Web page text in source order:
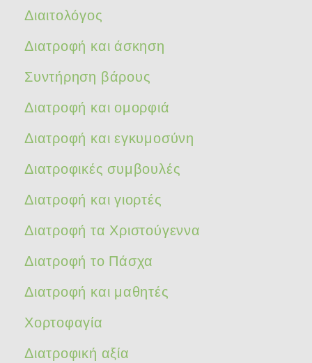
Διαιτολόγος
Διατροφή και άσκηση
Συντήρηση βάρους
Διατροφή και ομορφιά
Διατροφή και εγκυμοσύνη
Διατροφικές συμβουλές
Διατροφή και γιορτές
Διατροφή τα Χριστούγεννα
Διατροφή το Πάσχα
Διατροφή και μαθητές
Χορτοφαγία
Διατροφική αξία